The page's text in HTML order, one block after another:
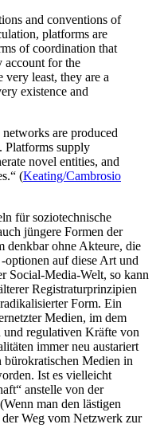
and conventions of
platforms are
of coordination that
account for the
very least, they are a
existence and
are produced
Platforms supply
novel entities, and
(Keating/Cambrosio
für soziotechnische
jüngere Formen der
denkbar ohne Akteure, die
optionen auf diese Art und
Social-Media-Welt, so kann
Registraturprinzipien
Form. Ein
Medien, im dem
und regulativen Kräfte von
immer neu austariert
Medien in
Ist es vielleicht
anstelle von der
man den lästigen
Weg vom Netzwerk zur